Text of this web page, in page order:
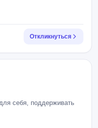
Откликнуться
себя, поддерживать